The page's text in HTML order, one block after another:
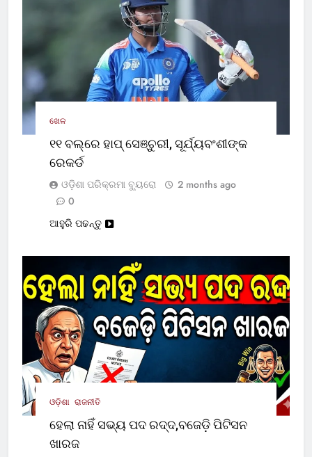
ଖେଳ
୧୧ ବଲ୍‌ରେ ହାପ୍ ସେଞ୍ଚୁରୀ, ସୂର୍ଯ୍ୟବଂଶୀଙ୍କ
ରେକର୍ଡ
ଓଡ଼ିଶା ପରିକ୍ରମା ବ୍ୟୁରୋ
2 months ago
0
ଆହୁରି ପଢନ୍ତୁ
ଓଡ଼ିଶା ରାଜନୀତି
ହେଲା ନାହିଁ ସଭ୍ୟ ପଦ ରଦ୍ଦ,ବଜେଡ଼ି ପିଟିସନ
ଖାରଜ